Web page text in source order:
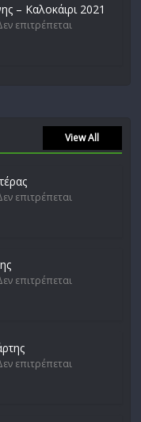
– Καλοκάιρι 2021
επιτρέπεται
View All
επιτρέπεται
επιτρέπεται
επιτρέπεται